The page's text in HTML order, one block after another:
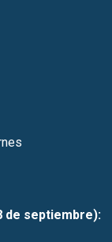
de septiembre):